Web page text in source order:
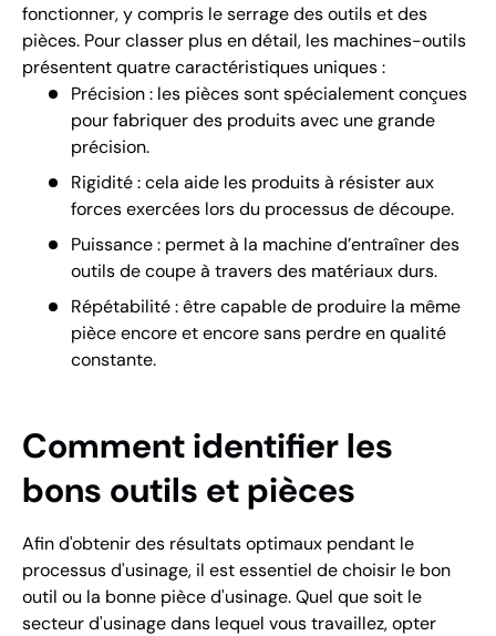
fonctionner, y compris le serrage des outils et des
pièces. Pour classer plus en détail, les machines-outils
présentent quatre caractéristiques uniques :
Précision : les pièces sont spécialement conçues
pour fabriquer des produits avec une grande
précision.
Rigidité : cela aide les produits à résister aux
forces exercées lors du processus de découpe.
Puissance : permet à la machine d’entraîner des
outils de coupe à travers des matériaux durs.
Répétabilité : être capable de produire la même
pièce encore et encore sans perdre en qualité
constante.
Comment identifier les
bons outils et pièces
Afin d'obtenir des résultats optimaux pendant le
processus d'usinage, il est essentiel de choisir le bon
outil ou la bonne pièce d'usinage. Quel que soit le
secteur d'usinage dans lequel vous travaillez, opter